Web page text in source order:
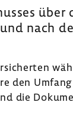
über
nach
den
die